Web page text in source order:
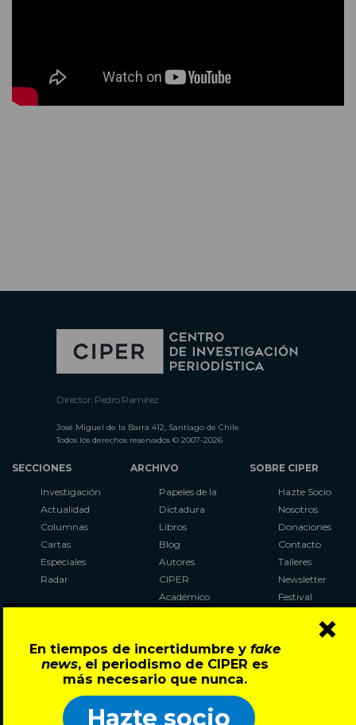
En tiempos de incertidumbre y fake
news, el periodismo de CIPER es
más necesario que nunca.
Hazte socio
×
Director: Pedro Ramírez
José Miguel de la Barra 412, Santiago de Chile
Todos los derechos reservados © 2007-2026
SECCIONES
Investigación
Actualidad
Columnas
Cartas
Especiales
Radar
ARCHIVO
Papeles de la
Dictadura
Libros
Blog
Autores
CIPER
Académico
Al Plebiscito
con CIPER
SOBRE CIPER
Hazte Socio
Nosotros
Donaciones
Contacto
Talleres
Newsletter
Festival